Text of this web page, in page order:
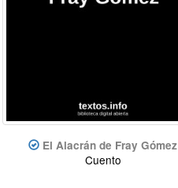
El Alacrán de Fray Gómez
Cuento